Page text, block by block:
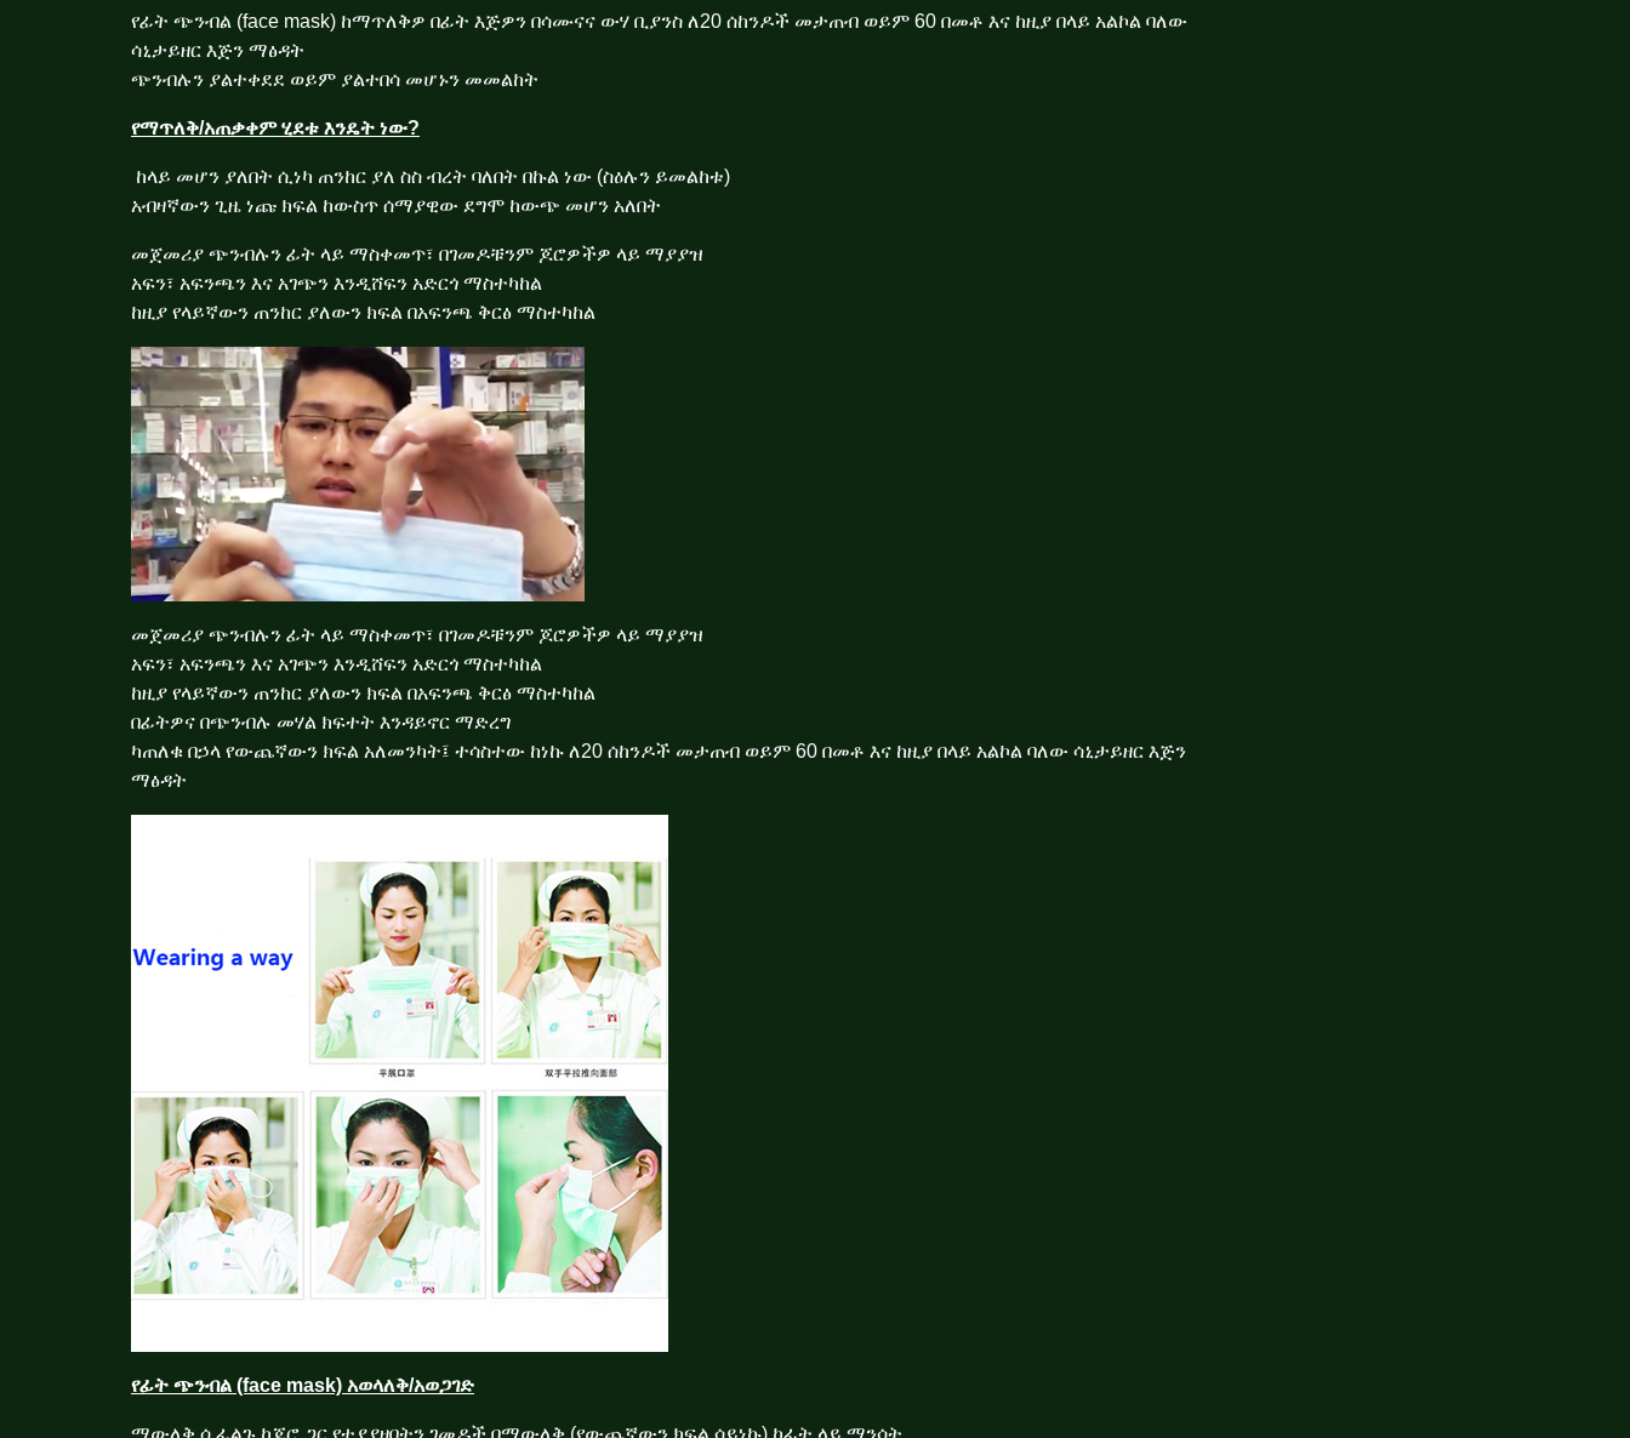
የፊት ጭንብል (face mask) ከማጥለቅዎ በፊት እጅዎን በሳሙናና ውሃ ቢያንስ ለ20 ሰከንዶች መታጠብ ወይም 60 በመቶ እና ከዚያ በላይ አልኮል ባለው
ሳኒታይዘር እጅን ማፅዳት
ጭንብሉን ያልተቀደደ ወይም ያልተበሳ መሆኑን መመልከት
የማጥለቅ/አጠቃቀም ሂደቱ እንዴት ነው?
ከላይ መሆን ያለበት ሲነካ ጠንከር ያለ ስስ ብረት ባለበት በኩል ነው (ስዕሉን ይመልከቱ)
አብዛኛውን ጊዜ ነጩ ክፍል ከውስጥ ሰማያዊው ደግሞ ከውጭ መሆን አለበት
መጀመሪያ ጭንብሉን ፊት ላይ ማስቀመጥ፣ በገመዶቹንም ጆሮዎችዎ ላይ ማያያዝ
አፍን፣ አፍንጫን እና አገጭን እንዲሸፍን አድርጎ ማስተካከል
ከዚያ የላይኛውን ጠንከር ያለውን ክፍል በአፍንጫ ቅርፅ ማስተካከል
መጀመሪያ ጭንብሉን ፊት ላይ ማስቀመጥ፣ በገመዶቹንም ጆሮዎችዎ ላይ ማያያዝ
አፍን፣ አፍንጫን እና አገጭን እንዲሸፍን አድርጎ ማስተካከል
ከዚያ የላይኛውን ጠንከር ያለውን ክፍል በአፍንጫ ቅርፅ ማስተካከል
በፊትዎና በጭንብሉ መሃል ክፍተት እንዳይኖር ማድረግ
ካጠለቁ በኃላ የውጨኛውን ክፍል አለመንካት፤ ተሳስተው ከነኩ ለ20 ሰከንዶች መታጠብ ወይም 60 በመቶ እና ከዚያ በላይ አልኮል ባለው ሳኒታይዘር እጅን
ማፅዳት
የፊት ጭንብል (face mask) አወላለቅ/አወጋገድ
ማውለቅ ሲፈልጉ ከጆሮ ጋር የተያያዘበትን ገመዶች በማውለቅ (የውጨኛውን ክፍል ሳይነኩ) ከፊት ላይ ማንሳት